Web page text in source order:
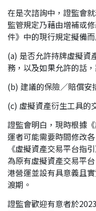
在是次諮詢中，證監會
監管規定乃藉由增補或
件》中的現行規定擬備
(a) 是否允許持牌虛擬資
務，以及如果允許的話
(b) 建議的保險／賠償安
(c) 虛擬資產衍生工具的
證監會明白，現時根據
運者可能需要時間修改
《虛擬資產交易平台指
為原有虛擬資產交易平
港營運並設有具意義且
渡期。
證監會歡迎有意者於